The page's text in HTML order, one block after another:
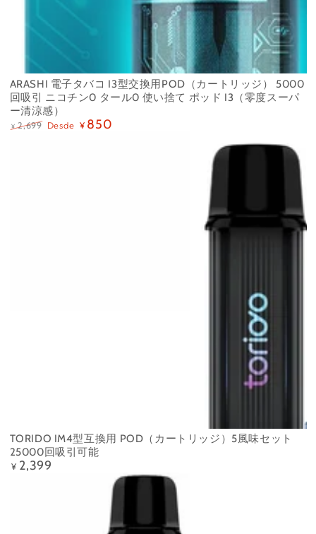
ARASHI 電子タバコ I3型交換用POD（カートリッジ） 5000
回吸引 ニコチン0 タール0 使い捨て ポッド I3（零度スーパ
ー清涼感）
¥ 2,699 Desde ¥ 850
TORIDO IM4型互換用 POD（カートリッジ）5風味セット
25000回吸引可能
Precio
¥ 2,399